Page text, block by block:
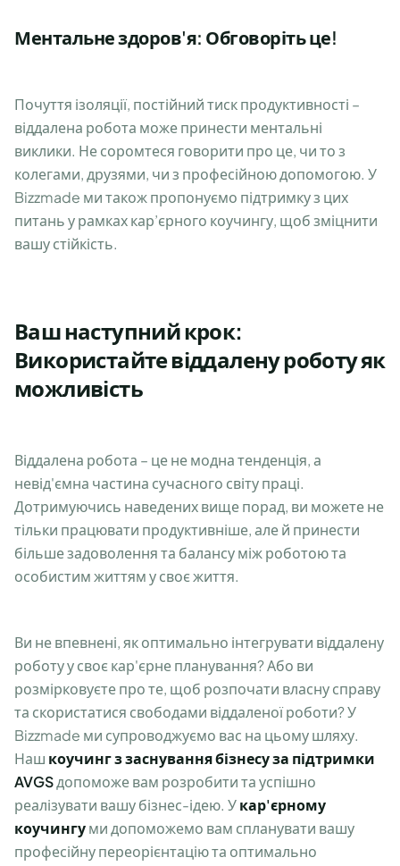
Ментальне здоров'я: Обговоріть це!
Почуття ізоляції, постійний тиск продуктивності –
віддалена робота може принести ментальні
виклики. Не соромтеся говорити про це, чи то з
колегами, друзями, чи з професійною допомогою. У
Bizzmade ми також пропонуємо підтримку з цих
питань у рамках кар’єрного коучингу, щоб зміцнити
вашу стійкість.
Ваш наступний крок:
Використайте віддалену роботу як
можливість
Віддалена робота – це не модна тенденція, а
невід'ємна частина сучасного світу праці.
Дотримуючись наведених вище порад, ви можете не
тільки працювати продуктивніше, але й принести
більше задоволення та балансу між роботою та
особистим життям у своє життя.
Ви не впевнені, як оптимально інтегрувати віддалену
роботу у своє кар'єрне планування? Або ви
розмірковуєте про те, щоб розпочати власну справу
та скористатися свободами віддаленої роботи? У
Bizzmade ми супроводжуємо вас на цьому шляху.
Наш коучинг з заснування бізнесу за підтримки
AVGSдопоможе вам розробити та успішно
реалізувати вашу бізнес-ідею. Укар'єрному
коучингуми допоможемо вам спланувати вашу
професійну переорієнтацію та оптимально